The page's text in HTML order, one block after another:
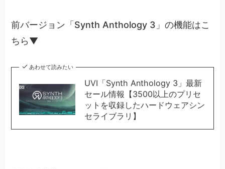
前バージョン「Synth Anthology 3」の機能はこ
ちら▼
あわせて読みたい
UVI「Synth Anthology 3」最新
セール情報【3500以上のプリセ
ットを収録したハードウェアシン
セライブラリ】